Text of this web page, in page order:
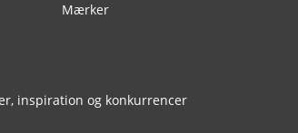
Mærker
inspiration og konkurrencer